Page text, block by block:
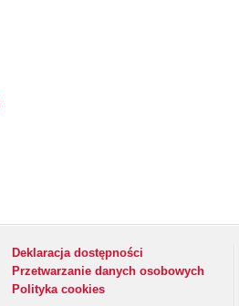
Deklaracja dostępności
Przetwarzanie danych osobowych
Polityka cookies